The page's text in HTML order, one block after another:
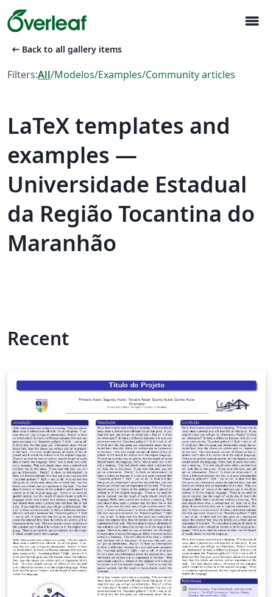
menu
arrow_left_alt Back to all gallery items
Filters:All/Modelos/Examples/Community articles
LaTeX templates and
examples —
Universidade Estadual
da Região Tocantina do
Maranhão
Recent